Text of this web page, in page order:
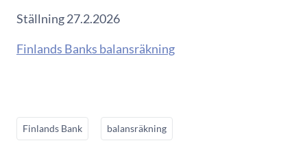
Ställning 27.2.2026
Finlands Banks balansräkning
Finlands Bank balansräkning